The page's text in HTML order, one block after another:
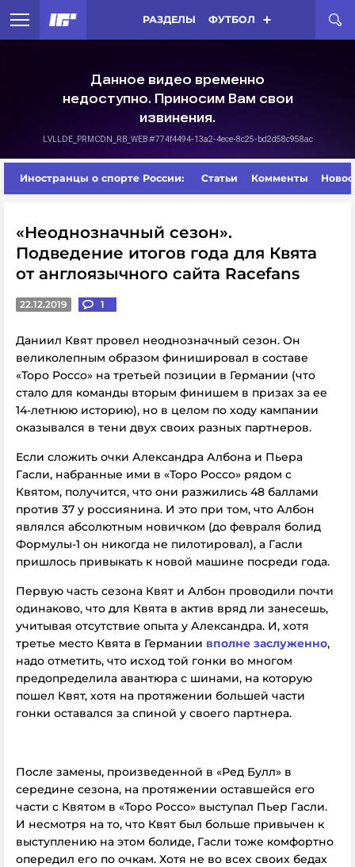
РАЗДЕЛЫ ФУТБОЛ
Иностранцы о спорте России: Статьи Комменты
«Неоднозначный сезон».
Подведение итогов года для Квята
от англоязычного сайта Racefans
22.12.2019 1
Даниил Квят провел неоднозначный сезон. Он
великолепным образом финишировал в составе
«Торо Россо» на третьей позиции в Германии (что
стало для команды вторым финишем в призах за ее
14-летнюю историю), но в целом по ходу кампании
оказывался в тени двух своих разных партнеров.
Если сложить очки Александра Албона и Пьера
Гасли, набранные ими в «Торо Россо» рядом с
Квятом, получится, что они разжились 48 баллами
против 37 у россиянина. И это при том, что Албон
являлся абсолютным новичком (до февраля болид
Формулы-1 он никогда не пилотировал), а Гасли
пришлось привыкать к новой машине посреди года.
Первую часть сезона Квят и Албон проводили почти
одинаково, что для Квята в актив вряд ли занесешь,
учитывая отсутствие опыта у Александра. И, хотя
третье место Квята в Германии вполне заслуженно,
надо отметить, что исход той гонки во многом
предопределила авантюра с шинами, на которую
пошел Квят, хотя на протяжении большей части
гонки оставался за спиной у своего партнера.
После замены, произведенной в «Ред Булл» в
середине сезона, на протяжении оставшейся его
части с Квятом в «Торо Россо» выступал Пьер Гасли.
И несмотря на то, что Квят был больше привычен к
выступлению на этом болиде, Гасли тоже комфортно
опередил его по очкам. Хотя не во всех своих бедах